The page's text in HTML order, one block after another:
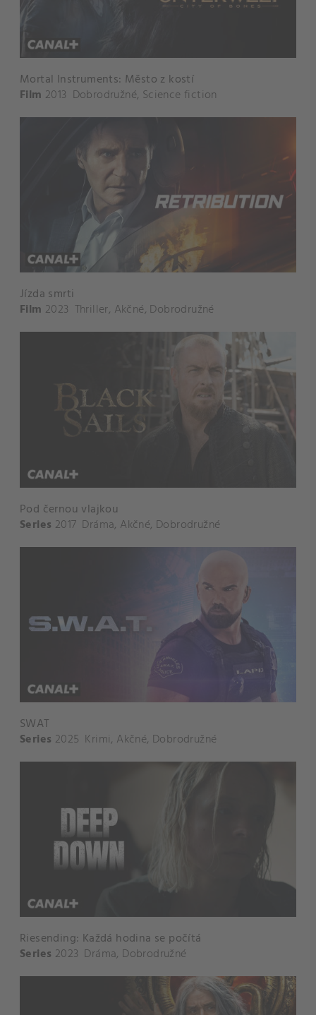
Mortal Instruments: Město z kostí
Film 2013 Dobrodružné, Science fiction
Jízda smrti
Film 2023 Thriller, Akčné, Dobrodružné
Pod černou vlajkou
Series 2017 Dráma, Akčné, Dobrodružné
SWAT
Series 2025 Krimi, Akčné, Dobrodružné
Riesending: Každá hodina se počítá
Series 2023 Dráma, Dobrodružné